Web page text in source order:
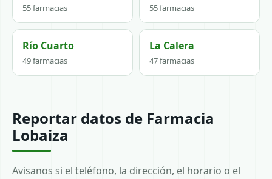
55 farmacias 55 farmacias
Río Cuarto
49 farmacias
La Calera
47 farmacias
Reportar datos de Farmacia
Lobaiza
Avisanos si el teléfono, la dirección, el horario o el